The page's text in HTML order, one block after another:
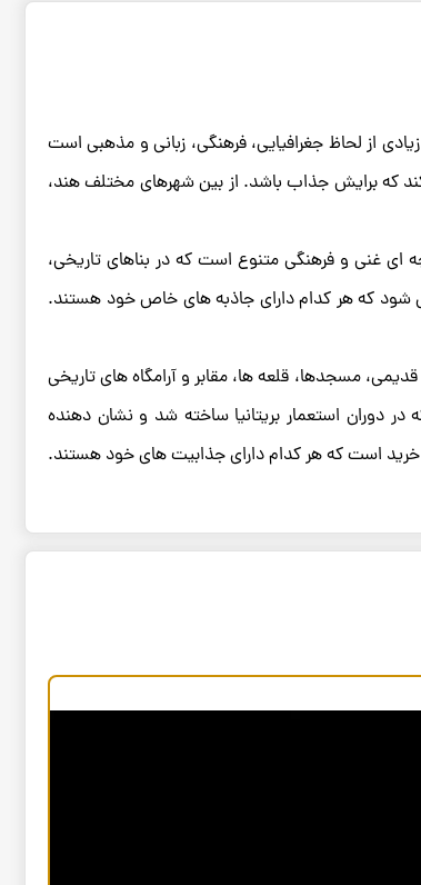
از لحاظ جغرافیایی، فرهنگی، زبانی و مذهبی است
که برایش جذاب باشد. از بین شهرهای مختلف هند،
غنی و فرهنگی متنوع است که در بناهای تاریخی،
که هر کدام دارای جاذبه های خاص خود هستند.
مسجدها، قلعه ها، مقابر و آرامگاه های تاریخی
استعمار بریتانیا ساخته شد و نشان دهنده
است که هر کدام دارای جذابیت های خود هستند.